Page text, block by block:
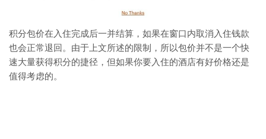
积分包价在入住完成后一并结算，如果在窗口内取消入住钱款
也会正常退回。由于上文所述的限制，所以包价并不是一个快
速大量获得积分的捷径，但如果你要入住的酒店有好价格还是
值得考虑的。